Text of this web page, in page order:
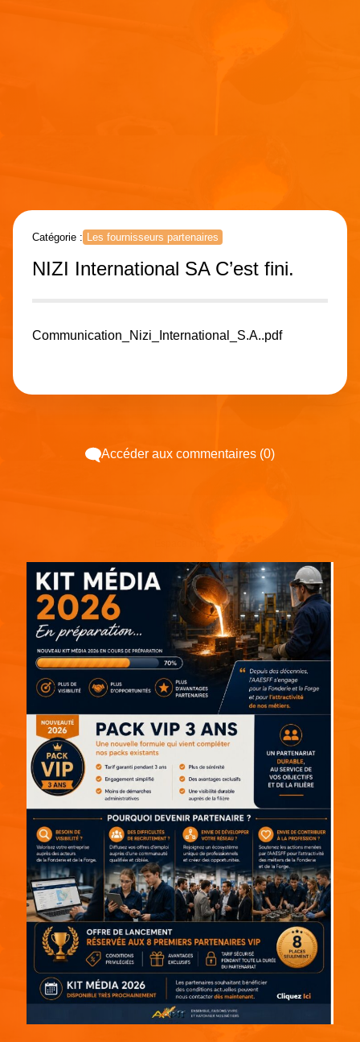
Catégorie : Les fournisseurs partenaires
NIZI International SA C’est fini.
Communication_Nizi_International_S.A..pdf
Accéder aux commentaires (0)